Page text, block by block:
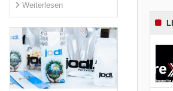
Weiterlesen